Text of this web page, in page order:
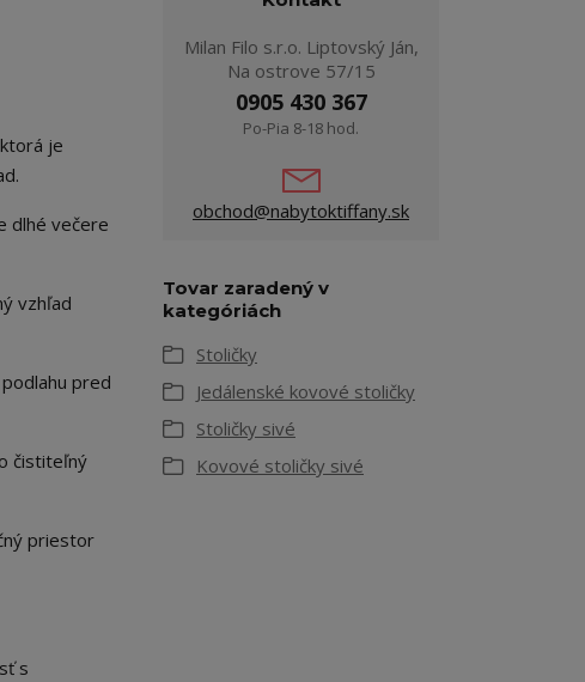
je
dlhé večere
vzhľad
pred
čistiteľný
priestor
s
Milan Filo s.r.o. Liptovský Ján,
Na ostrove 57/15
0905 430 367
Po-Pia 8-18 hod.
obchod@nabytoktiffany.sk
Tovar zaradený v
kategóriách
Stoličky
Jedálenské kovové stoličky
Stoličky sivé
Kovové stoličky sivé